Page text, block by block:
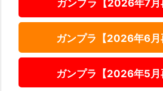
ガンプラ【2026年7月
ガンプラ【2026年6月
ガンプラ【2026年5月